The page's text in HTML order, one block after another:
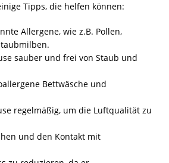
Tipps, die helfen können:
Allergene, wie z.B. Pollen,
sauber und frei von Staub und
Bettwäsche und
regelmäßig, um die Luftqualität zu
und den Kontakt mit